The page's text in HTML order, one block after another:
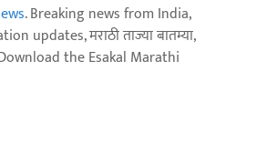
. Breaking news from India,
updates, मराठी ताज्या बातम्या,
Download the Esakal Marathi